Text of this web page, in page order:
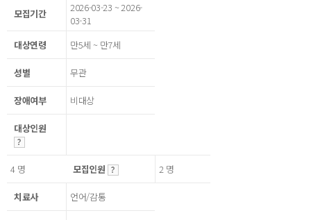
모집기간
2026-03-23 ~ 2026-
03-31
대상연령
만5세 ~ 만7세
성별 무관
장애여부 비대상
대상인원
4 명 모집인원 2 명
치료사 언어/감통